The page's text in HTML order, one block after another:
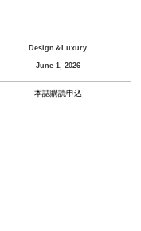
Design＆Luxury
June 1, 2026
本誌購読申込